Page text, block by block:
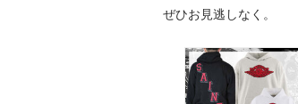
ぜひお見逃しなく。